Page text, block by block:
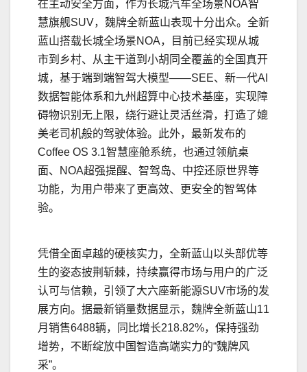
在主动安全方面，作为长城汽车全场景NOA智
慧旗舰SUV，魏牌全新蓝山表现十分出众。全新
蓝山搭载长城全场景NOA，目前已经实现从城
市到乡村、从主干道到小胡同全覆盖的全国真开
城，基于端到端智驾大模型——SEE、新一代AI
数据智能体系和九州超算中心技术基座，实现障
碍物识别无上限，绕行避让灵活丝滑，打造了媲
美老司机般的驾驶体验。此外，最新发布的
Coffee OS 3.1智慧座舱系统，也通过领航桌
面、NOA超强提醒、智驾岛、中控还原世界等
功能，为用户带来了更高效、更安全的智驾体
验。
凭借全面卓越的硬核实力，全新蓝山以头部优等
生的姿态披荆斩棘，持续赢得市场与用户的广泛
认可与信赖，引领了大六座新能源SUV市场的发
展方向。据最新销量数据显示，魏牌全新蓝山11
月销售6488辆，同比增长218.82%，保持强劲
增势，不断绽放中国智造高端实力的“魏牌风
采”。